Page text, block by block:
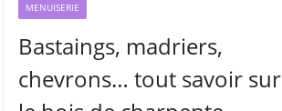
MENUISERIE
Bastaings, madriers,
chevrons… tout savoir sur